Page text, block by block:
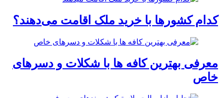
کدام کشورها با خرید ملک اقامت می‌دهند؟
معرفی بهترین کافه ها با شکلات و دسرهای
خاص